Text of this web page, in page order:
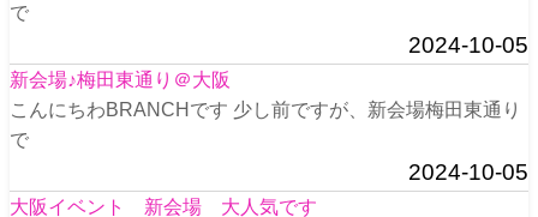
で
2024-10-05
新会場♪梅田東通り＠大阪
こんにちわBRANCHです 少し前ですが、新会場梅田東通り
で
2024-10-05
大阪イベント 新会場 大人気です